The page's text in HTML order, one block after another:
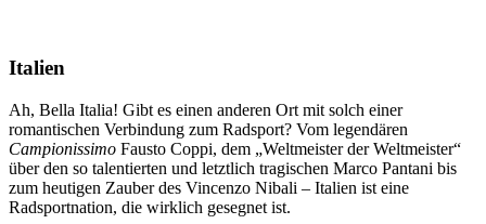
Italien
Ah, Bella Italia! Gibt es einen anderen Ort mit solch einer
romantischen Verbindung zum Radsport? Vom legendären
Campionissimo Fausto Coppi, dem „Weltmeister der Weltmeister“
über den so talentierten und letztlich tragischen Marco Pantani bis
zum heutigen Zauber des Vincenzo Nibali – Italien ist eine
Radsportnation, die wirklich gesegnet ist.